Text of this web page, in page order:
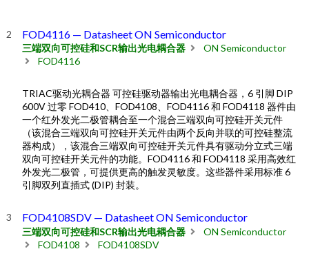
FOD4116 — Datasheet ON Semiconductor
三端双向可控硅和SCR输出光电耦合器
ON Semiconductor
FOD4116
TRIAC驱动光耦合器 可控硅驱动器输出光电耦合器，6 引脚 DIP
600V 过零 FOD410、FOD4108、FOD4116 和 FOD4118 器件由
一个红外发光二极管耦合至一个混合三端双向可控硅开关元件
（该混合三端双向可控硅开关元件由两个反向并联的可控硅整流
器构成），该混合三端双向可控硅开关元件具有驱动分立式三端
双向可控硅开关元件的功能。FOD4116 和 FOD4118 采用高效红
外发光二极管，可提供更高的触发灵敏度。这些器件采用标准 6
引脚双列直插式 (DIP) 封装。
FOD4108SDV — Datasheet ON Semiconductor
三端双向可控硅和SCR输出光电耦合器
ON Semiconductor
FOD4108
FOD4108SDV